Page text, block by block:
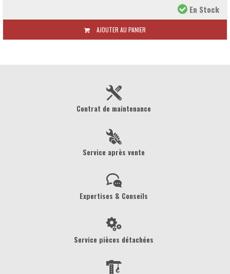
En Stock
AJOUTER AU PANIER
Contrat de maintenance
Service après vente
Expertises & Conseils
Service pièces détachées